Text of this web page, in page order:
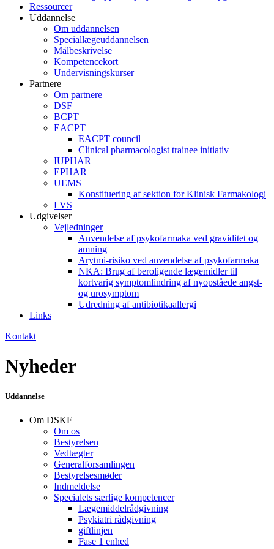
Ressourcer
Uddannelse
Om uddannelsen
Speciallægeuddannelsen
Målbeskrivelse
Kompetencekort
Undervisningskurser
Partnere
Om partnere
DSF
BCPT
EACPT
EACPT council
Clinical pharmacologist trainee initiativ
IUPHAR
EPHAR
UEMS
Konstituering af sektion for Klinisk Farmakologi
LVS
Udgivelser
Vejledninger
Anvendelse af psykofarmaka ved graviditet og
amning
Arytmi-risiko ved anvendelse af psykofarmaka
NKA: Brug af beroligende lægemidler til
kortvarig symptomlindring af nyopståede angst-
og urosymptom
Udredning af antibiotikaallergi
Links
Kontakt
Nyheder
Uddannelse
Om DSKF
Om os
Bestyrelsen
Vedtægter
Generalforsamlingen
Bestyrelsesmøder
Indmeldelse
Specialets særlige kompetencer
Lægemiddelrådgivning
Psykiatri rådgivning
giftlinjen
Fase 1 enhed